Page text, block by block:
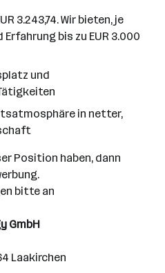
3.243,74. Wir bieten, je
bis zu EUR 3.000
und
in netter,
Position haben, dann
bitte an
GmbH
Laakirchen